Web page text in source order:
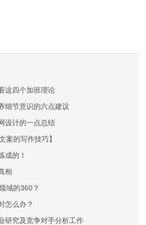
这四个加班理论
细节意识的六点建议
设计的一点总结
案的写作技巧】
成的！
相
域的360？
怎么办？
研究及竞争对手分析工作